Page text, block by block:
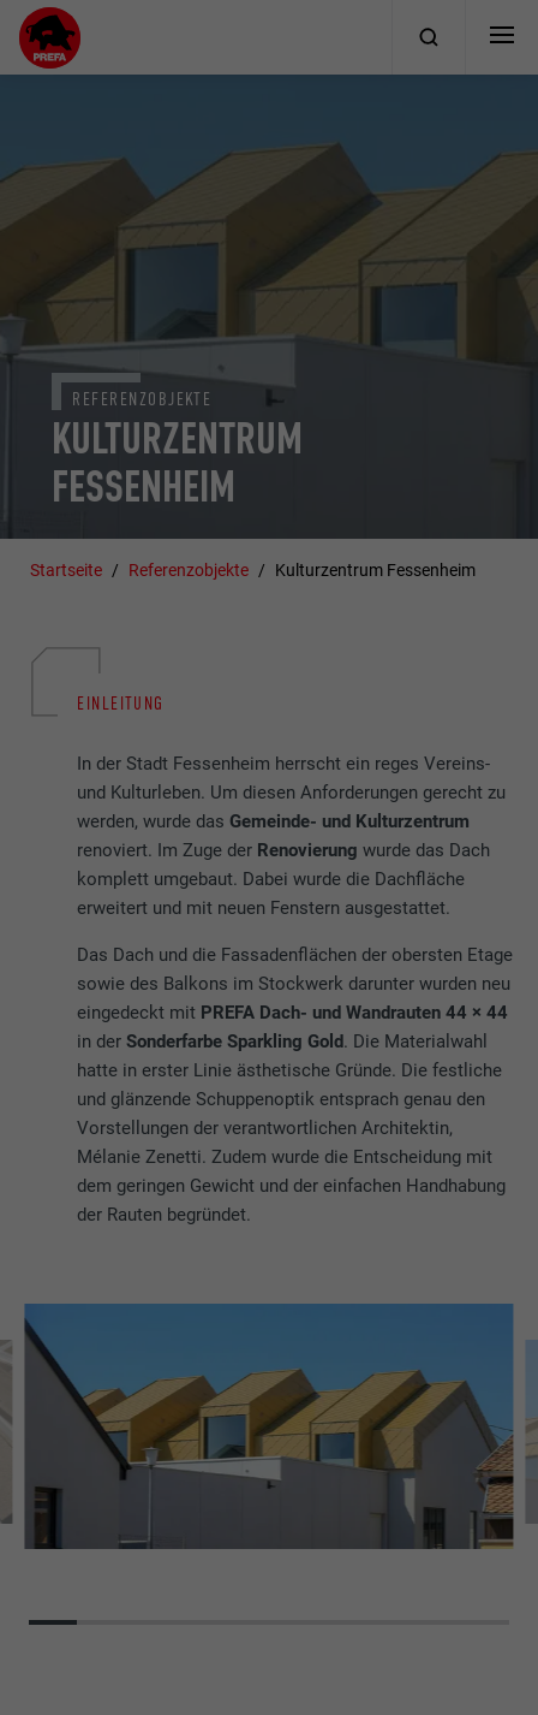
KULTURZENTRUM
FESSENHEIM
REFERENZOBJEKTE
Startseite Referenzobjekte Kulturzentrum Fessenheim
EINLEITUNG
In der Stadt Fessenheim herrscht ein reges Vereins-
und Kulturleben. Um diesen Anforderungen gerecht zu
werden, wurde dasGemeinde- und Kulturzentrum
renoviert. Im Zuge der Renovierungwurde das Dach
komplett umgebaut. Dabei wurde die Dachfläche
erweitert und mit neuen Fenstern ausgestattet.
Das Dach und die Fassadenflächen der obersten Etage
sowie des Balkons im Stockwerk darunter wurden neu
eingedeckt mit PREFA Dach- und Wandrauten 44 × 44
in derSonderfarbe Sparkling Gold. Die Materialwahl
hatte in erster Linie ästhetische Gründe. Die festliche
und glänzende Schuppenoptik entsprach genau den
Vorstellungen der verantwortlichen Architektin,
Mélanie Zenetti. Zudem wurde die Entscheidung mit
dem geringen Gewicht und der einfachen Handhabung
der Rauten begründet.